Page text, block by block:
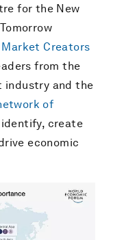
for the New
Market Creators
from the
industry and the
of
create
economic